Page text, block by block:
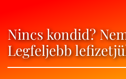
Nincs kondid?
Legfeljebb